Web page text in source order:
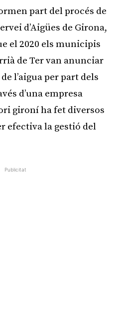
part del procés de
d’Aigües de Girona,
el 2020 els municipis
de Ter van anunciar
l’aigua per part dels
d’una empresa
gironí ha fet diversos
efectiva la gestió del
Publicitat